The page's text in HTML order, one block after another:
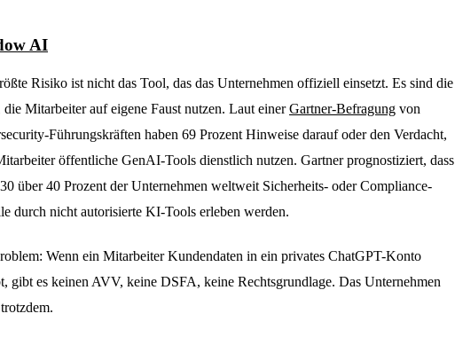
AI
Risiko ist nicht das Tool, das das Unternehmen offiziell einsetzt. Es sind die
die Mitarbeiter auf eigene Faust nutzen. Laut einerGartner-Befragung von
Führungskräften haben 69 Prozent Hinweise darauf oder den Verdacht,
öffentliche GenAI-Tools dienstlich nutzen. Gartner prognostiziert, dass
über 40 Prozent der Unternehmen weltweit Sicherheits- oder Compliance-
durch nicht autorisierte KI-Tools erleben werden.
Wenn ein Mitarbeiter Kundendaten in ein privates ChatGPT-Konto
gibt es keinen AVV, keine DSFA, keine Rechtsgrundlage. Das Unternehmen